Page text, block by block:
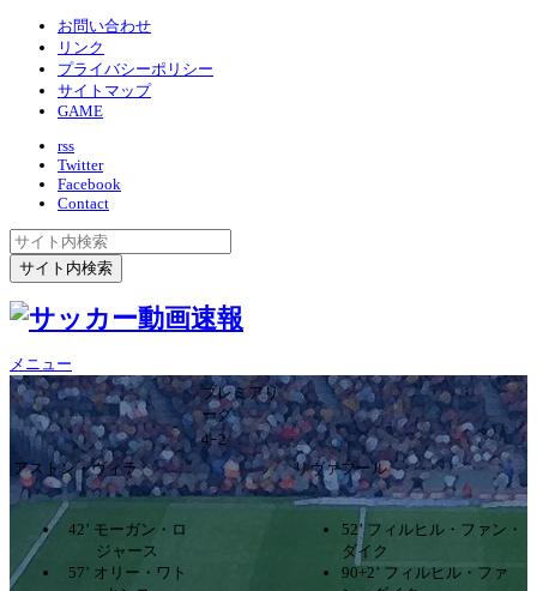
お問い合わせ
リンク
プライバシーポリシー
サイトマップ
GAME
rss
Twitter
Facebook
Contact
メニュー
プレミアリ
ーグ
4ｰ2
アストン・ヴィラ
リヴァプール
42’ モーガン・ロ
ジャース
57’ オリー・ワト
52’ フィルヒル・ファン・
ダイク
90+2’ フィルヒル・ファ